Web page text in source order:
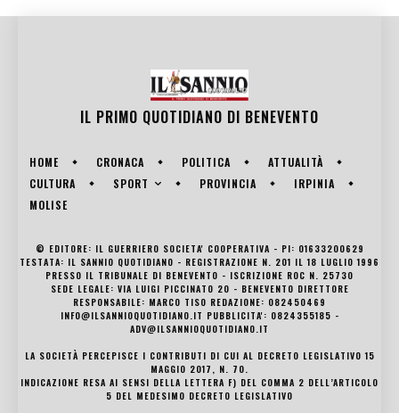
IL PRIMO QUOTIDIANO DI BENEVENTO
HOME CRONACA POLITICA
ATTUALITÀ
CULTURA
SPORT PROVINCIA
IRPINIA
MOLISE
© EDITORE: IL GUERRIERO SOCIETA' COOPERATIVA - PI: 01633200629
TESTATA: IL SANNIO QUOTIDIANO - REGISTRAZIONE N. 201 IL 18 LUGLIO 1996
PRESSO IL TRIBUNALE DI BENEVENTO - ISCRIZIONE ROC N. 25730
SEDE LEGALE: VIA LUIGI PICCINATO 20 - BENEVENTO DIRETTORE
RESPONSABILE: MARCO TISO REDAZIONE: 082450469
INFO@ILSANNIOQUOTIDIANO.IT PUBBLICITA': 0824355185 -
ADV@ILSANNIOQUOTIDIANO.IT
LA SOCIETÀ PERCEPISCE I CONTRIBUTI DI CUI AL DECRETO LEGISLATIVO 15
MAGGIO 2017, N. 70.
INDICAZIONE RESA AI SENSI DELLA LETTERA F) DEL COMMA 2 DELL’ARTICOLO
5 DEL MEDESIMO DECRETO LEGISLATIVO